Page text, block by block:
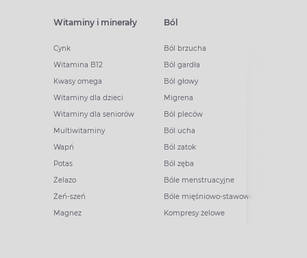
Witaminy i minerały
Cynk
Witamina B12
Kwasy omega
Witaminy dla dzieci
Witaminy dla seniorów
Multiwitaminy
Wapń
Potas
Żelazo
Żeń-szeń
Magnez
Ból
Ból brzucha
Ból gardła
Ból głowy
Migrena
Ból pleców
Ból ucha
Ból zatok
Ból zęba
Bóle menstruacyjne
Bóle mięśniowo-stawowe
Kompresy żelowe